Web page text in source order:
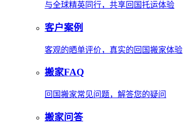
与全球精英同行，共享回国托运体验
客户案例
客观的晒单评价，真实的回国搬家体验
搬家FAQ
回国搬家常见问题，解答您的疑问
搬家问答